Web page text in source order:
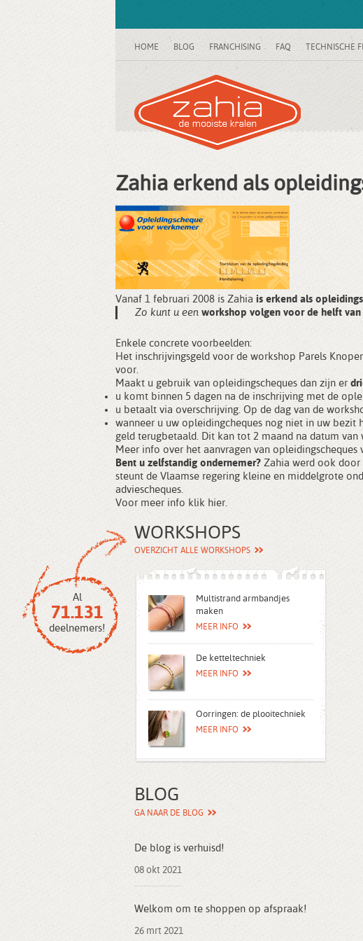
HOME BLOG FRANCHISING FAQ TECHNISCHE
Zahia erkend als
Vanaf 1 februari 2008 is Zahia is erkend als
Zo kunt u een workshop volgen voor de helft van
Enkele concrete voorbeelden:
Het inschrijvingsgeld voor de workshop Parels
voor.
Maakt u gebruik van opleidingscheques dan zijn er
u komt binnen 5 dagen na de inschrijving met de
u betaalt via overschrijving. Op de dag van de
wanneer u uw opleidingcheques nog niet in uw bezit
geld terugbetaald. Dit kan tot 2 maand na datum van
Meer info over het aanvragen van opleidingscheques
Bent u zelfstandig ondernemer? Zahia werd ook door
steunt de Vlaamse regering kleine en middelgrote
adviescheques.
Voor meer info klik hier.
WORKSHOPS
OVERZICHT ALLE WORKSHOPS
Al
71.131
deelnemers!
Multistrand armbandjes
maken
MEER INFO
De ketteltechniek
MEER INFO
Oorringen: de plooitechniek
MEER INFO
BLOG
GA NAAR DE BLOG
De blog is verhuisd!
08 okt 2021
Welkom om te shoppen op afspraak!
26 mrt 2021